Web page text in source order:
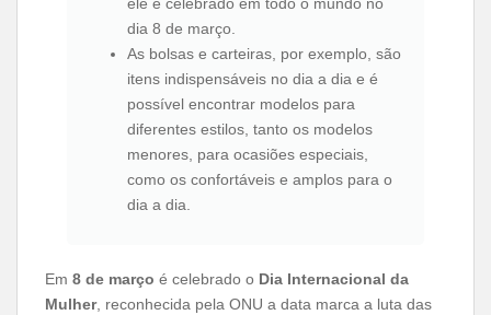
ele é celebrado em todo o mundo no
dia 8 de março.
As bolsas e carteiras, por exemplo, são
itens indispensáveis no dia a dia e é
possível encontrar modelos para
diferentes estilos, tanto os modelos
menores, para ocasiões especiais,
como os confortáveis e amplos para o
dia a dia.
Em 8 de março é celebrado o Dia Internacional da
Mulher, reconhecida pela ONU a data marca a luta das